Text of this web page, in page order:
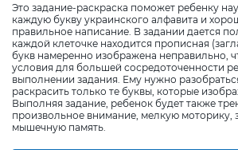
Это задание-раскраска поможет ребенку
каждую букву украинского алфавита и
правильное написание. В задании дается
каждой клеточке находится прописная
букв намеренно изображена неправильно,
условия для большей сосредоточенности
выполнении задания. Ему нужно
раскрасить только те буквы, которые
Выполняя задание, ребенок будет также
произвольное внимание, мелкую моторику,
мышечную память.